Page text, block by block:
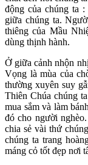
động của chúng ta
giữa chúng ta.
thiêng của Mầu
dùng thịnh hành.
Ở giữa cảnh nhộn
Vọng là mùa của
thường xuyên suy
Thiên Chúa chúng
mua sắm và làm
đó cho người
chia sẻ vài thứ
chúng ta trang
máng cỏ tốt đẹp nơi